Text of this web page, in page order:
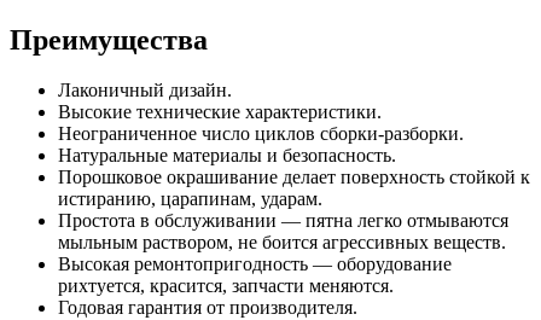
Преимущества
Лаконичный дизайн.
Высокие технические характеристики.
Неограниченное число циклов сборки-разборки.
Натуральные материалы и безопасность.
Порошковое окрашивание делает поверхность стойкой к
истиранию, царапинам, ударам.
Простота в обслуживании — пятна легко отмываются
мыльным раствором, не боится агрессивных веществ.
Высокая ремонтопригодность — оборудование
рихтуется, красится, запчасти меняются.
Годовая гарантия от производителя.